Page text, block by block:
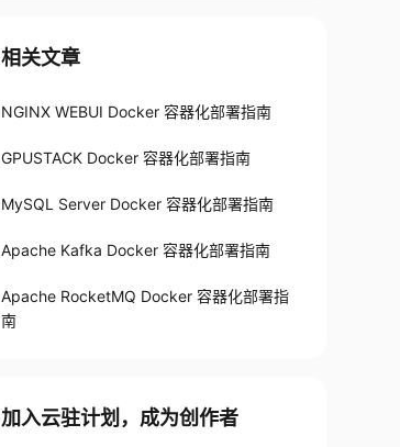
相关文章
NGINX WEBUI Docker 容器化部署指南
GPUSTACK Docker 容器化部署指南
MySQL Server Docker 容器化部署指南
Apache Kafka Docker 容器化部署指南
Apache RocketMQ Docker 容器化部署指
南
加入云驻计划，成为创作者